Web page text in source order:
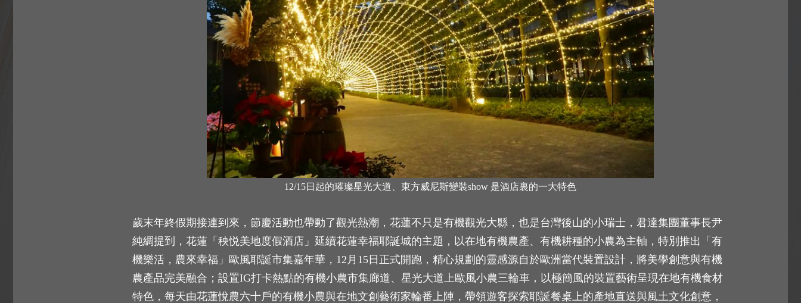
12/15日起的璀璨星光大道、東方威尼斯變裝show 是酒店裏的一大特色
歲末年終假期接連到來，節慶活動也帶動了觀光熱潮，花蓮不只是有機觀光大縣，也是台灣後山的小瑞士，君達集團董事長尹
純綢提到，花蓮「秧悦美地度假酒店」延續花蓮幸福耶誕城的主題，以在地有機農產、有機耕種的小農為主軸，特別推出「有
機樂活，農來幸福」歐風耶誕市集嘉年華，12月15日正式開跑，精心規劃的靈感源自於歐洲當代裝置設計，將美學創意與有機
農產品完美融合；設置IG打卡熱點的有機小農市集廊道、星光大道上歐風小農三輪車，以極簡風的裝置藝術呈現在地有機食材
特色，每天由花蓮悅農六十戶的有機小農與在地文創藝術家輪番上陣，帶領遊客探索耶誕餐桌上的產地直送與風土文化創意，